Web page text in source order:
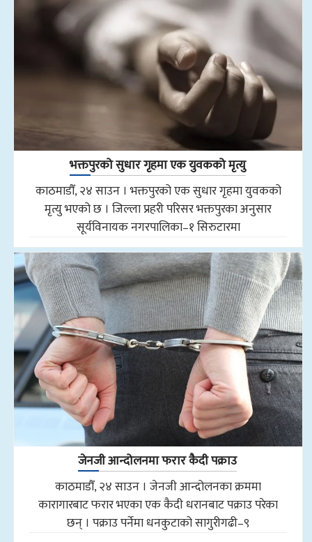
भक्तपुरको सुधार गृहमा एक युवकको मृत्यु
काठमाडौँ, २४ साउन । भक्तपुरको एक सुधार गृहमा युवकको
मृत्यु भएको छ । जिल्ला प्रहरी परिसर भक्तपुरका अनुसार
सूर्यविनायक नगरपालिका–१ सिरुटारमा
जेनजी आन्दोलनमा फरार कैदी पक्राउ
काठमाडौँ, २४ साउन । जेनजी आन्दोलनका क्रममा
कारागारबाट फरार भएका एक कैदी धरानबाट पक्राउ परेका
छन् । पक्राउ पर्नेमा धनकुटाको सागुरीगढी–९